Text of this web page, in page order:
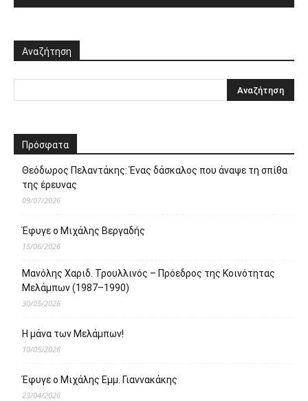
Αναζήτηση
Πρόσφατα
Θεόδωρος Πελαντάκης: Ένας δάσκαλος που άναψε τη σπίθα
της έρευνας
09/07/2026
Έφυγε ο Μιχάλης Βεργαδής
15/06/2026
Μανόλης Χαριδ. Τρουλλινός – Πρόεδρος της Κοινότητας
Μελάμπων (1987–1990)
30/05/2026
Η μάνα των Μελάμπων!
10/05/2026
Έφυγε ο Μιχάλης Εμμ. Γιαννακάκης
23/04/2026